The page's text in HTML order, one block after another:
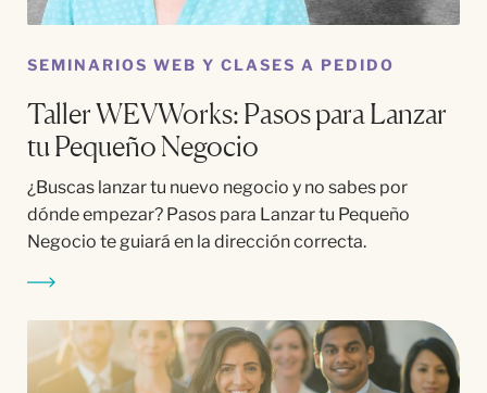
SEMINARIOS WEB Y CLASES A PEDIDO
Taller WEVWorks: Pasos para Lanzar
tu Pequeño Negocio
¿Buscas lanzar tu nuevo negocio y no sabes por
dónde empezar? Pasos para Lanzar tu Pequeño
Negocio te guiará en la dirección correcta.